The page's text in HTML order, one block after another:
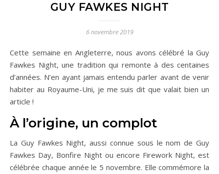
GUY FAWKES NIGHT
6 novembre 2019
Cette semaine en Angleterre, nous avons célébré la Guy
Fawkes Night, une tradition qui remonte à des centaines
d’années. N’en ayant jamais entendu parler avant de venir
habiter au Royaume-Uni, je me suis dit que valait bien un
article !
À l’origine, un complot
La Guy Fawkes Night, aussi connue sous le nom de Guy
Fawkes Day, Bonfire Night ou encore Firework Night, est
célébrée chaque année le 5 novembre. Elle commémore la